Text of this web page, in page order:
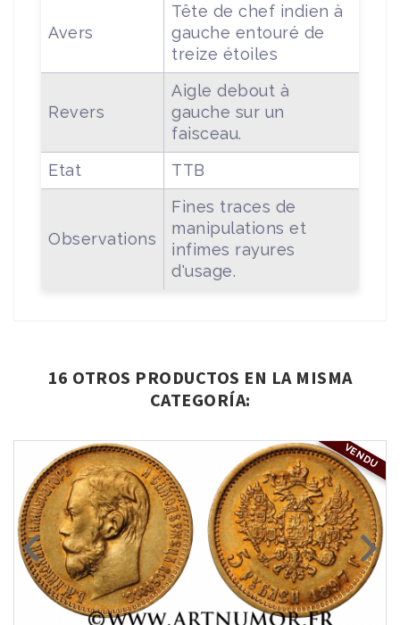
Avers
Tête de chef indien à
gauche entouré de
treize étoiles
Revers
Aigle debout à
gauche sur un
faisceau.
Etat
TTB
Observations
Fines traces de
manipulations et
infimes rayures
d'usage.
16 OTROS PRODUCTOS EN LA MISMA
CATEGORÍA:
VENDU